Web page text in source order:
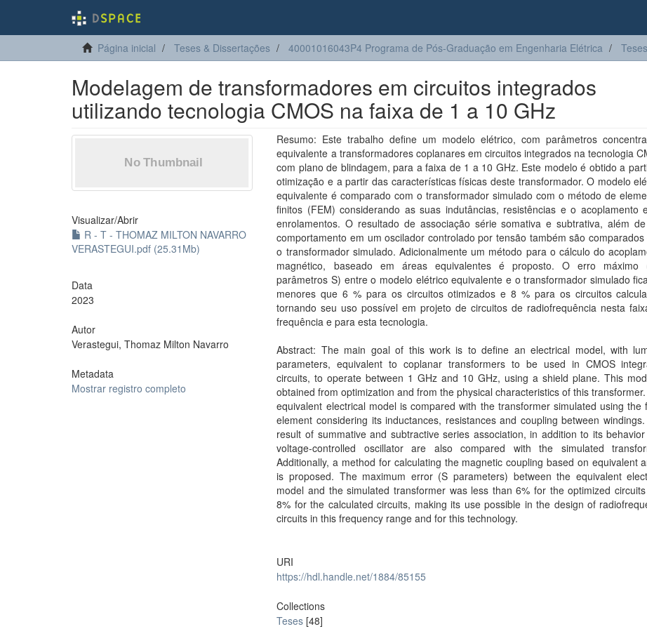
Página inicial Teses & Dissertações 40001016043P4 Programa de Pós-Graduação em Engenharia Elétrica Teses
Modelagem de transformadores em circuitos integrados
utilizando tecnologia CMOS na faixa de 1 a 10 GHz
Visualizar/Abrir
R - T - THOMAZ MILTON NAVARRO
VERASTEGUI.pdf (25.31Mb)
Data
2023
Autor
Verastegui, Thomaz Milton Navarro
Metadata
Mostrar registro completo
Resumo: Este trabalho define um modelo elétrico, com parâmetros
equivalente a transformadores coplanares em circuitos integrados na tecnologia
com plano de blindagem, para a faixa de 1 a 10 GHz. Este modelo é obtido a
otimização e a partir das características físicas deste transformador. O modelo
equivalente é comparado com o transformador simulado com o método de
finitos (FEM) considerando as suas indutâncias, resistências e o acoplamento
enrolamentos. O resultado de associação série somativa e subtrativa, além
comportamento em um oscilador controlado por tensão também são comparados
o transformador simulado. Adicionalmente um método para o cálculo do
magnético, baseado em áreas equivalentes é proposto. O erro máximo
parâmetros S) entre o modelo elétrico equivalente e o transformador simulado
menores que 6 % para os circuitos otimizados e 8 % para os circuitos
tornando seu uso possível em projeto de circuitos de radiofrequência nesta
frequência e para esta tecnologia.
Abstract: The main goal of this work is to define an electrical model, with
parameters, equivalent to coplanar transformers to be used in CMOS
circuits, to operate between 1 GHz and 10 GHz, using a shield plane. This
obtained from optimization and from the physical characteristics of this
equivalent electrical model is compared with the transformer simulated using the
element considering its inductances, resistances and coupling between
result of summative and subtractive series association, in addition to its
voltage-controlled oscillator are also compared with the simulated
Additionally, a method for calculating the magnetic coupling based on equivalent
is proposed. The maximum error (S parameters) between the equivalent
model and the simulated transformer was less than 6% for the optimized
8% for the calculated circuits, making its use possible in the design of
circuits in this frequency range and for this technology.
URI
https://hdl.handle.net/1884/85155
Collections
Teses [48]